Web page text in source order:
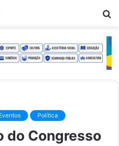
Política
do Congresso